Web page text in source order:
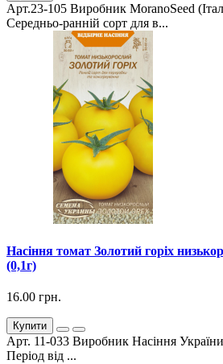
Арт.23-105 Виробник MoranoSeed
Середньо-ранній сорт для в...
Насіння томат Золотий горіх
(0,1г)
16.00 грн.
Купити
Арт. 11-033 Виробник Насіння
Період від ...